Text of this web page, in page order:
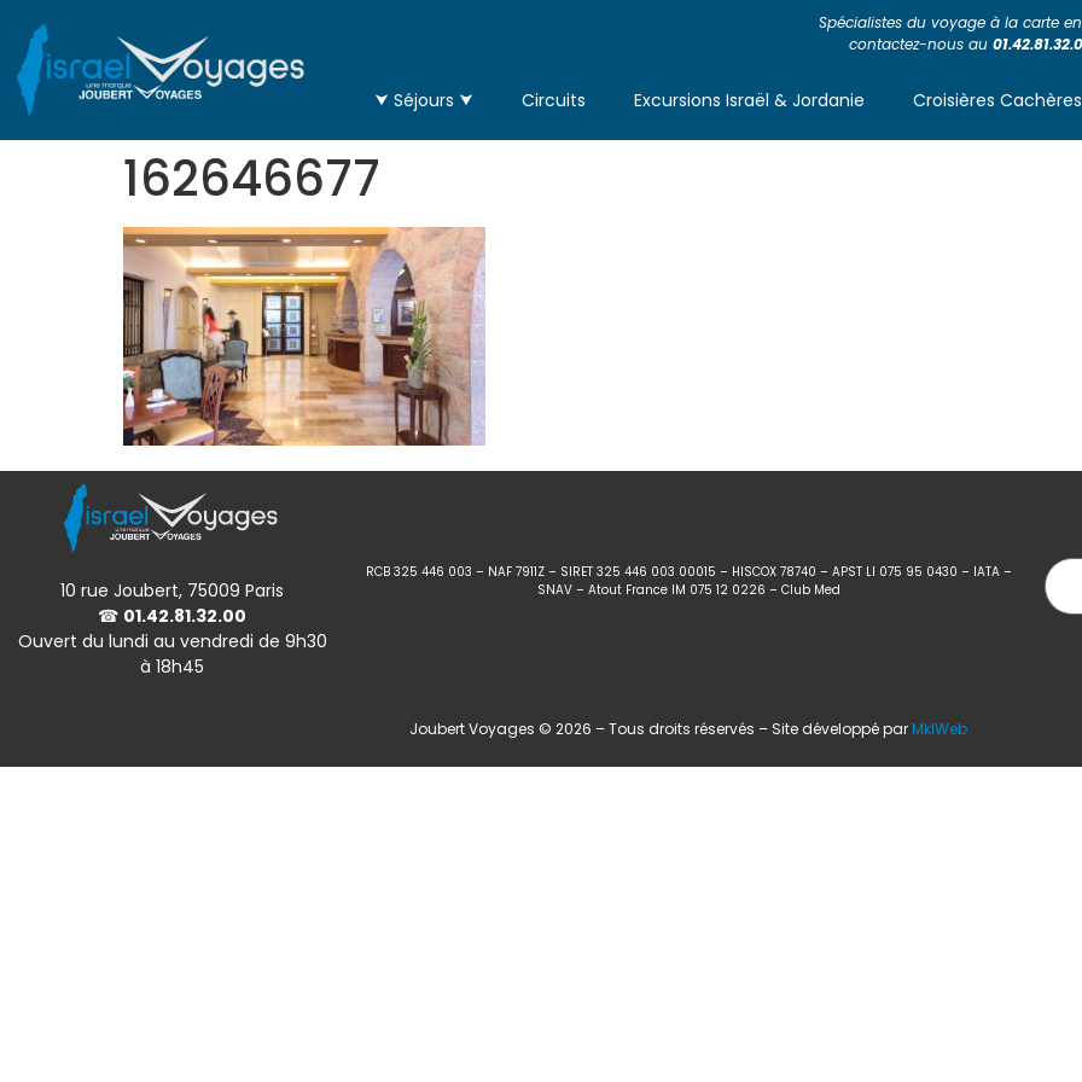
Spécialistes du voyage à la carte
contactez-nous au
⮟ Séjours ⮟ Circuits Excursions Israël & Jordanie Croisières Cachères
162646677
10 rue Joubert, 75009 Paris
☎ 01.42.81.32.00
Ouvert du lundi au vendredi de 9h30
à 18h45
RCB 325 446 003 – NAF 7911Z – SIRET 325 446 003 00015 – HISCOX 78740 – APST LI 075 95 0430 – IATA –
SNAV – Atout France IM 075 12 0226 – Club Med
Joubert Voyages © 2026 – Tous droits réservés – Site développé par MklWeb